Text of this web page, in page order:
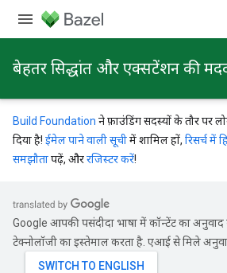
बेहतर सिद्धांत और एक्सटेंशन की
Build Foundation ने फ़ाउंडिंग सदस्यों के तौर पर
दिया है! ईमेल पाने वाली सूचीमें शामिल हों, रिसर्च में
समझौतापढ़ें, औररजिस्टर करें!
Google आपकी पसंदीदा भाषा में कॉन्टेंट का
टेक्नोलॉजी का इस्तेमाल करता है. एआई से मिले